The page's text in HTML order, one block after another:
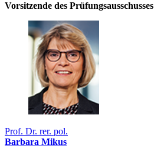
Vorsitzende des Prüfungsausschusses
Prof. Dr. rer. pol.
Barbara Mikus